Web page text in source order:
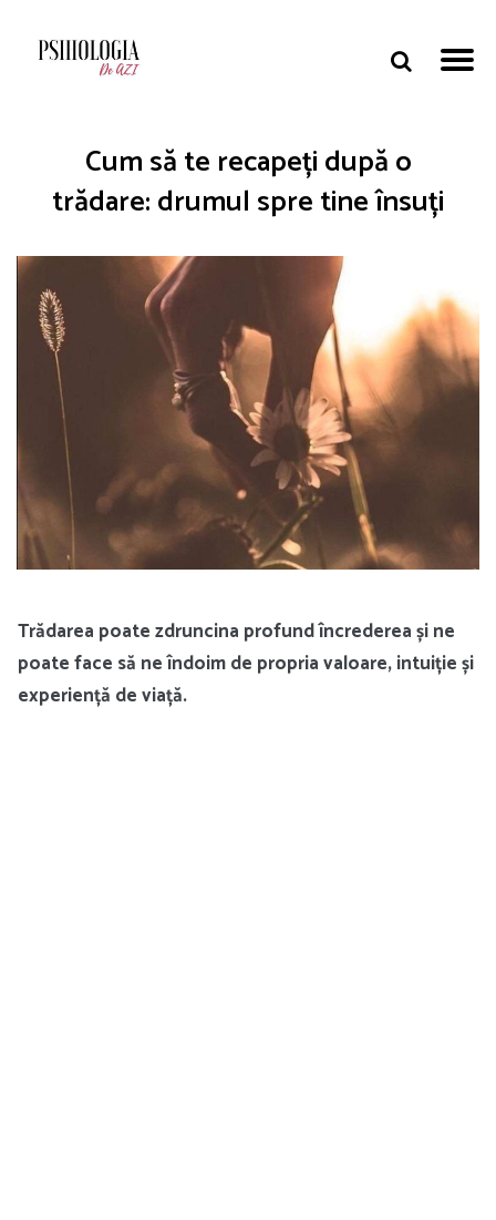
Cum să te recapeți după o
trădare: drumul spre tine însuți
Trădarea poate zdruncina profund încrederea și ne
poate face să ne îndoim de propria valoare, intuiție și
experiență de viață.